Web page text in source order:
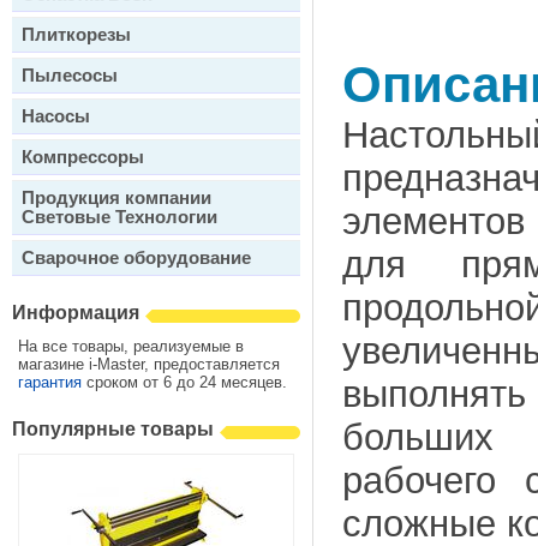
Плиткорезы
Пылесосы
Насосы
Компрессоры
Продукция компании
Световые Технологии
Сварочное оборудование
Информация
На все товары, реализуемые в
магазине i-Master, предоставляется
гарантия сроком от 6 до 24 месяцев.
Популярные товары
для
больших
рабочего
сложные